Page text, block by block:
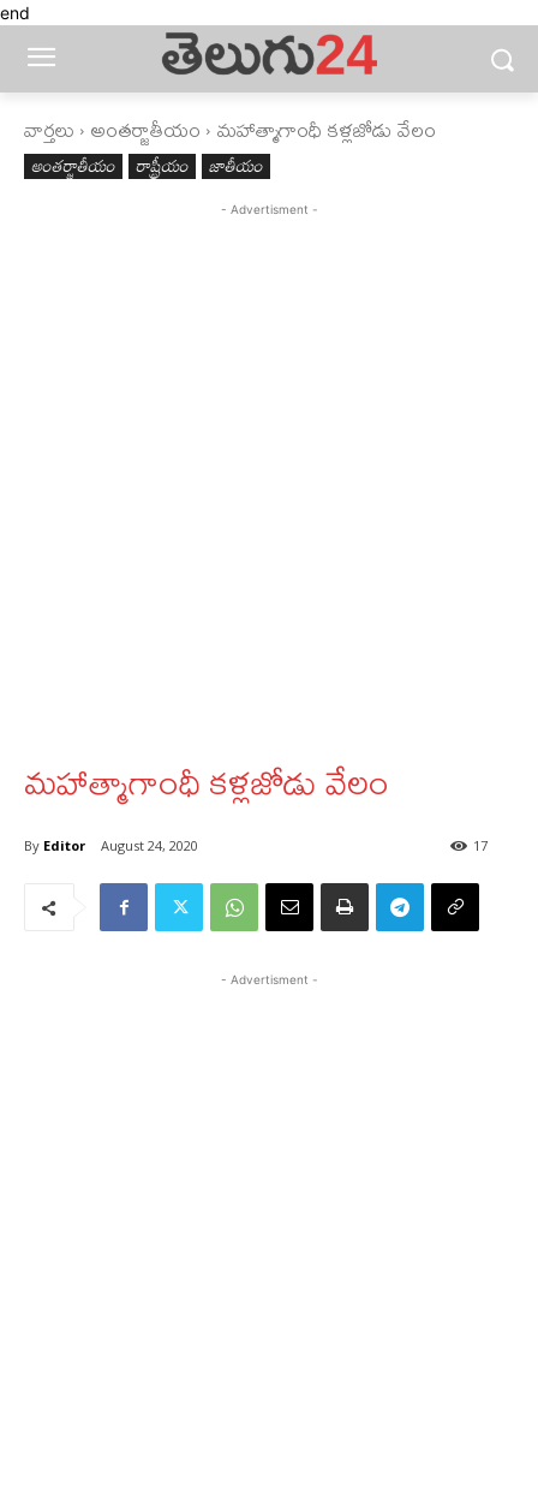
end
వార్తలు అంతర్జాతీయం మహాత్మాగాంధీ కళ్లజోడు వేలం
అంతర్జాతీయం రాష్ట్రీయం జాతీయం
- Advertisment -
మహాత్మాగాంధీ కళ్లజోడు వేలం
By Editor August 24, 2020 17
- Advertisment -